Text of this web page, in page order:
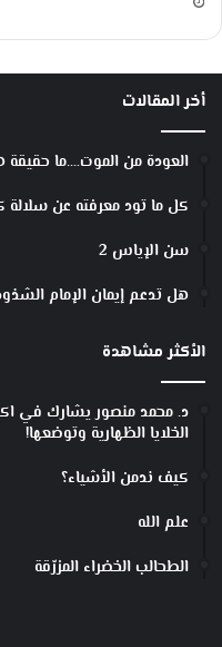
أخر المقالات
العودة من الموت….ما حقيقة
كل ما تود معرفته عن سلالة
سن الإياس 2
هل تدعم إيمان الإمام
الأكثر مشاهدة
د. محمد منصور يشارك في
الخلايا الظهارية وتوضعها!
كيف ندمن الأشياء؟
علم الله
الطحالب الخضراء المزرّقة